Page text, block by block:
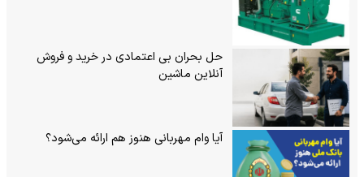
حل بحران بی‌ اعتمادی در خرید و فروش
آنلاین ماشین
آیا وام مهربانی هنوز هم ارائه می‌شود؟